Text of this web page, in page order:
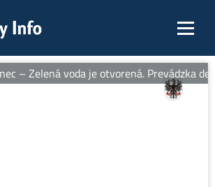
– Zelená voda je otvorená. Prevádzka